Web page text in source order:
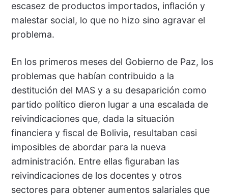
escasez de productos importados, inflación y
malestar social, lo que no hizo sino agravar el
problema.
En los primeros meses del Gobierno de Paz, los
problemas que habían contribuido a la
destitución del MAS y a su desaparición como
partido político dieron lugar a una escalada de
reivindicaciones que, dada la situación
financiera y fiscal de Bolivia, resultaban casi
imposibles de abordar para la nueva
administración. Entre ellas figuraban las
reivindicaciones de los docentes y otros
sectores para obtener aumentos salariales que